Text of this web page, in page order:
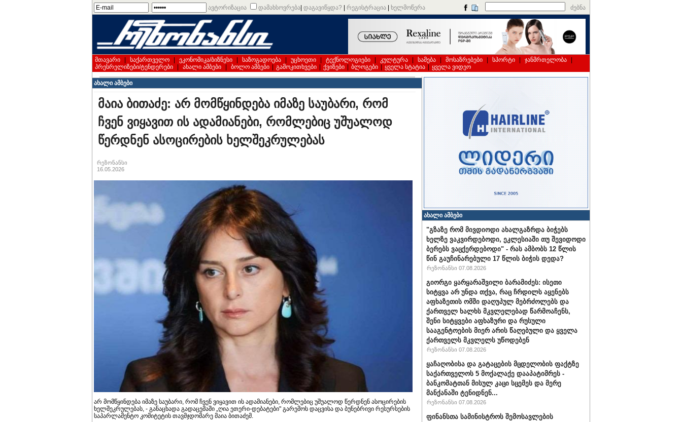
ავტორიზაცია დამახსოვრება დაგავიწყდა? რეგისტრაცია ხელმოწერა ძებნა
მთავარი საქართველო ეკონომიკა/ბიზნესი საზოგადოება უცხოეთი ტექნოლოგიები კულტურა სამება მოსაზრებები სპორტი ჯანმრთელობა
პრესრელიზები/ტენდერები
ახალი ამბები ბოლო ამბები გამოკითხვები ქვიზები ბლოგები ყველა სტატია ყველა ვიდეო
ახალი ამბები
მაია ბითაძე: არ მომწყინდება იმაზე საუბარი, რომ
ჩვენ ვიყავით ის ადამიანები, რომლებიც უშუალოდ
წერდნენ ასოცირების ხელშეკრულებას
რეზონანსი
16.05.2026
არ მომწყინდება იმაზე საუბარი, რომ ჩვენ ვიყავით ის ადამიანები, რომლებიც უშუალოდ წერდნენ ასოცირების
ხელშეკრულებას, - განაცხადა გადაცემაში „ღია ეთერი-დებატები" გარემოს დაცვისა და ბუნებრივი რესურსების
საპარლამენტო კომიტეტის თავმჯდომარე მაია ბითაძემ.
ახალი ამბები
"გზაზე რომ მივდიოდი ახალგაზრდა ბიჭებს
ხელზე ვაკვირდებოდი, ეკლესიაში თუ შევიდოდი
ბერებს ვაცქერდებოდი" - რას ამბობს 12 წლის
წინ გაუჩინარებული 17 წლის ბიჭის დედა?
რეზონანსი 07.08.2026
გიორგი ყარყარაშვილი ბარამიძეს: ისეთი
სიტყვა არ უნდა თქვა, რაც ჩრდილს აყენებს
აფხაზეთის ომში დაღუპულ მებრძოლებს და
ქართველ ხალხს მკვლელებად წარმოაჩენს,
შენი სიტყვები აფხაზური და რუსული
სააგენტოების მიერ არის წაღებული და ყველა
ქართველს მკვლელს უწოდებენ
რეზონანსი 07.08.2026
ყაჩაღობისა და გატაცების მცდელობის ფაქტზე
საქართველოს 5 მოქალაქე დააპატიმრეს -
ბანკომატთან მისულ კაცი სცემეს და მერე
მანქანაში ტენიდნენ...
რეზონანსი 07.08.2026
ფინანსთა სამინისტროს შემოსავლების